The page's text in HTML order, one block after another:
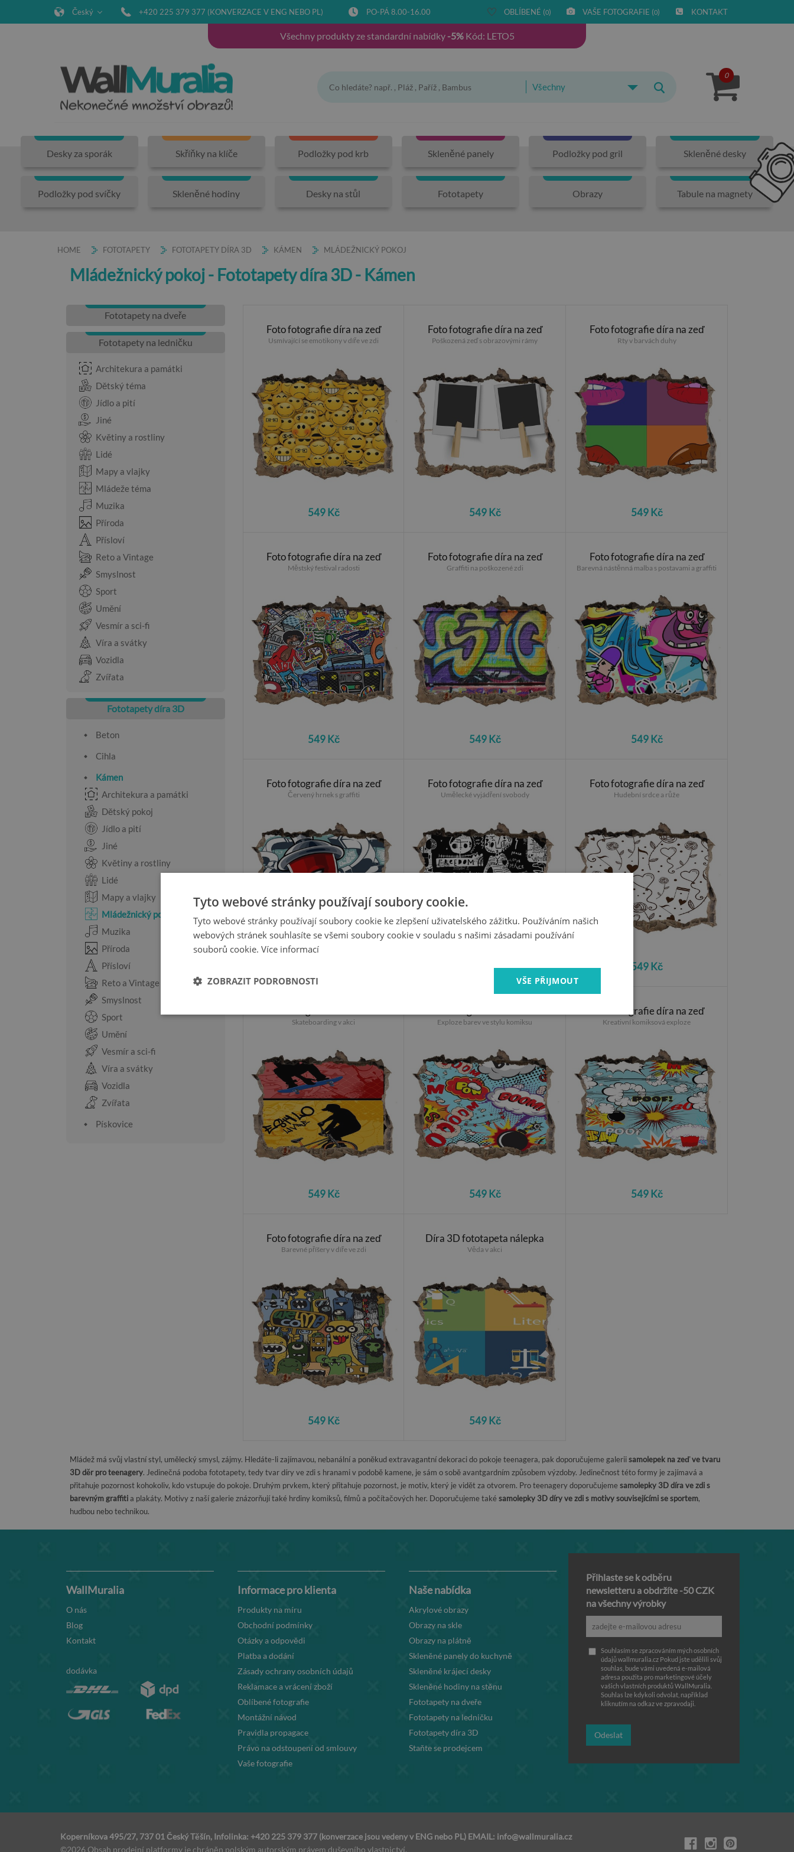
Český +420 225 379 377 (KONVERZACE V ENG NEBO PL) PO-PÁ 8.00-16.00 OBLÍBENÉ (0) VAŠE FOTOGRAFIE (0) KONTAKT
Všechny produkty ze standardní nabídky -5%Kód: LETO5
Všechny
0
Desky za sporák Skříňky na klíče Podložky pod krb Skleněné panely Podložky pod gril Skleněné desky
Podložky pod svíčky Skleněné hodiny Desky na stůl Fototapety Obrazy Tabule na magnety
HOME FOTOTAPETY FOTOTAPETY DÍRA 3D KÁMEN MLÁDEŽNICKÝ POKOJ
Mládežnický pokoj - Fototapety díra 3D - Kámen
Fototapety na dveře
Fototapety na ledničku
Architekura a památki
Dětský téma
Jídlo a pití
Jiné
Květiny a rostliny
Lidé
Mapy a vlajky
Mládeže téma
Muzika
Příroda
Přísloví
Reto a Vintage
Smyslnost
Sport
Umění
Vesmír a sci-fi
Víra a svátky
Vozidla
Zvířata
Fototapety díra 3D
Beton
Cihla
Kámen
Architekura a památki
Dětský pokoj
Jídlo a pití
Jiné
Květiny a rostliny
Lidé
Mapy a vlajky
Mládežnický pokoj
Muzika
Příroda
Přísloví
Reto a Vintage
Smyslnost
Sport
Umění
Vesmír a sci-fi
Víra a svátky
Vozidla
Zvířata
Pískovice
Foto fotografie díra na zeď
Usmívající se emotikony v díře ve zdi
549 Kč
Foto fotografie díra na zeď
Poškozená zeď s obrazovými rámy
549 Kč
Foto fotografie díra na zeď
Rty v barvách duhy
549 Kč
Foto fotografie díra na zeď
Městský festival radosti
549 Kč
Foto fotografie díra na zeď
Graffiti na poškozené zdi
549 Kč
Foto fotografie díra na zeď
Barevná nástěnná malba s postavami a graffiti
549 Kč
Foto fotografie díra na zeď
Červený hrnek s graffiti
Foto fotografie díra na zeď
Umělecké vyjádření svobody
549 Kč
Foto fotografie díra na zeď
Hudební srdce a růže
549 Kč
Skateboarding v akci
549 Kč
Exploze barev ve stylu komiksu
549 Kč
Foto fotografie díra na zeď
Kreativní komiksová exploze
549 Kč
Foto fotografie díra na zeď
Barevné příšery v díře ve zdi
549 Kč
Díra 3D fototapeta nálepka
Věda v akci
549 Kč
Mládež má svůj vlastní styl, umělecký smysl, zájmy. Hledáte-li zajímavou, nebanální a poněkud extravagantní dekoraci do pokoje teenagera, pak doporučujeme galeriisamolepek na zeď ve tvaru
3D děr pro teenagery. Jedinečná podoba fototapety, tedy tvar díry ve zdi s hranami v podobě kamene, je sám o sobě avantgardním způsobem výzdoby. Jedinečnost této formy je zajímavá a
přitahuje pozornost kohokoliv, kdo vstupuje do pokoje. Druhým prvkem, který přitahuje pozornost, je motiv, který je vidět za otvorem. Pro teenagery doporučujeme samolepky 3D díra ve zdi s
barevným graffitia plakáty. Motivy z naší galerie znázorňují také hrdiny komiksů, filmů a počítačových her. Doporučujeme také samolepky 3D díry ve zdi s motivy souvisejícími se sportem,
hudbou nebo technikou.
WallMuralia
O nás
Blog
Kontakt
dodávka
Informace pro klienta
Produkty na míru
Obchodní podmínky
Otázky a odpovědi
Platba a dodání
Zásady ochrany osobních údajů
Reklamace a vrácení zboží
Oblíbené fotografie
Montážní návod
Pravidla propagace
Právo na odstoupení od smlouvy
Vaše fotografie
Naše nabídka
Akrylové obrazy
Obrazy na skle
Obrazy na plátně
Skleněné panely do kuchyně
Skleněné krájecí desky
Skleněné hodiny na stěnu
Fototapety na dveře
Fototapety na ledničku
Fototapety díra 3D
Staňte se prodejcem
Přihlaste se k odběru
newsletteru a obdržíte -50 CZK
na všechny výrobky
Souhlasím se zpracováním mých osobních
údajů wallmuralia.cz Pokud jste udělili svůj
souhlas, bude vámi uvedená e-mailová
adresa použita pro marketingové účely
vašich vlastních produktů WallMuralia.
Souhlas lze kdykoli odvolat, například
kliknutím na odkaz ve zpravodaji.
Odeslat
Koperníkova 495/27, 737 01 Český Těšín, Infolinka: +420 225 379 377 (konverzace jsou vedeny v ENG nebo PL) EMAIL: info@wallmuralia.cz
©2026 Obsah prodejní platformy je chráněn polským autorským právem duševního vlastnictví.
Tyto webové stránky používají soubory cookie.
Tyto webové stránky používají soubory cookie ke zlepšení uživatelského zážitku. Používáním našich
webových stránek souhlasíte se všemi soubory cookie v souladu s našimi zásadami používání
souborů cookie. Více informací
VŠE PŘIJMOUT
ZOBRAZIT PODROBNOSTI